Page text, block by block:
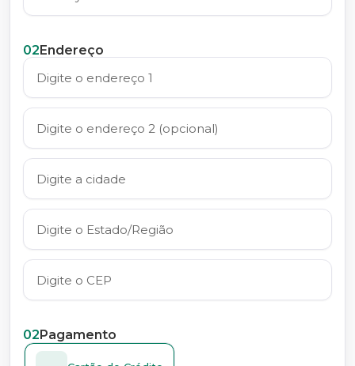
02Endereço
02Pagamento